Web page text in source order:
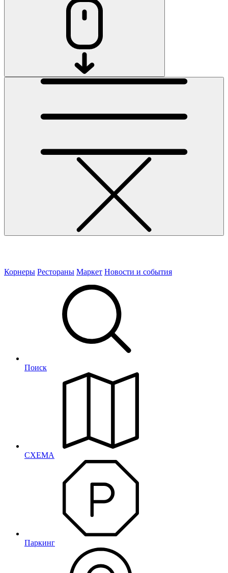
Корнеры Рестораны Маркет Новости и события
Поиск
СХЕМА
Паркинг